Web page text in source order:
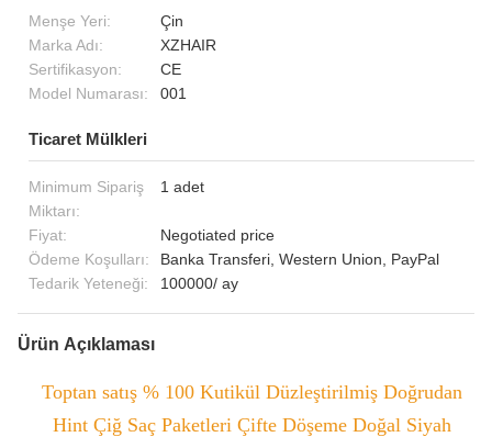
Menşe Yeri:
Çin
Marka Adı:
XZHAIR
Sertifikasyon:
CE
Model Numarası:
001
Ticaret Mülkleri
Minimum Sipariş
Miktarı:
1 adet
Fiyat:
Negotiated price
Ödeme Koşulları:
Banka Transferi, Western Union, PayPal
Tedarik Yeteneği:
100000/ ay
Ürün Açıklaması
Toptan satış % 100 Kutikül Düzleştirilmiş Doğrudan
Hint Çiğ Saç Paketleri Çifte Döşeme Doğal Siyah